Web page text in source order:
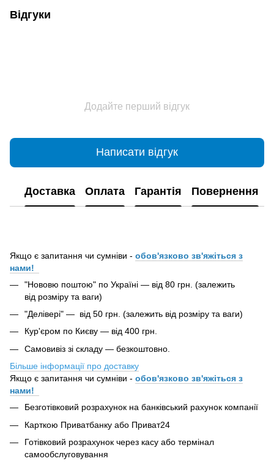
Відгуки
Додайте перший відгук
Написати відгук
Доставка Оплата Гарантія Повернення
Якщо є запитання чи сумніви - обов'язково зв'яжіться з
нами!
"Нововю поштою" по Україні — від 80 грн. (залежить
від розміру та ваги)
"Делівері" — від 50 грн. (залежить від розміру та ваги)
Кур'єром по Києву — від 400 грн.
Самовивіз зі складу — безкоштовно.
Більше інформації про доставку
Якщо є запитання чи сумніви - обов'язково зв'яжіться з
нами!
Безготівковий розрахунок на банківський рахунок компанії
Карткою Приватбанку або Приват24
Готівковий розрахунок через касу або термінал
самообслуговування